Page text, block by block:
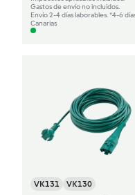
Gastos de envío no incluidos.
Envío 2-4 días laborables. *4-6
Canarias
VK131 VK130